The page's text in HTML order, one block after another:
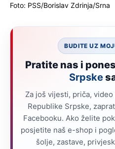
Foto: PSS/Borislav Zdrinja/Srna
BUDITE UZ
Pratite nas i
Srpske
Za još vijesti, priča,
Republike Srpske,
Facebooku. Ako želite
posjetite naš e-shop i
šolje, zastave,